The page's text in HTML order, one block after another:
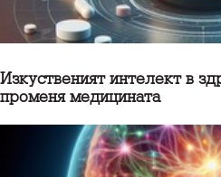
Изкуственият интелект в
променя медицината